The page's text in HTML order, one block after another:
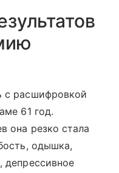
с расшифровкой
61 год.
она резко стала
одышка,
депрессивное